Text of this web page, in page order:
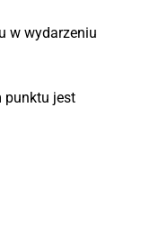
w wydarzeniu
punktu jest